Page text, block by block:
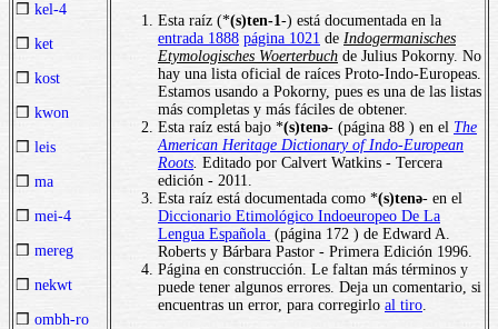
❒ kel-4
❒ ket
❒ kost
❒ kwon
❒ leis
❒ ma
❒ mei-4
❒ mereg
❒ nekwt
❒ ombh-ro
Esta raíz (*(s)ten-1 -) está documentada en la
entrada 1888 página 1021 de Indogermanisches
Etymologisches Woerterbuch de Julius Pokorny. No
hay una lista oficial de raíces Proto-Indo-Europeas.
Estamos usando a Pokorny, pues es una de las listas
más completas y más fáciles de obtener.
Esta raíz está bajo *(s)tenә- (página 88 ) en el The
American Heritage Dictionary of Indo-European
Roots Editado por Calvert Watkins - Tercera
edición - 2011.
Esta raíz está documentada como *(s)tenә- en el
Diccionario Etimológico Indoeuropeo De La
Lengua Española (página 172 ) de Edward A.
Roberts y Bárbara Pastor - Primera Edición 1996.
Página en construcción. Le faltan más términos y
puede tener algunos errores. Deja un comentario, si
encuentras un error, para corregirlo al tiro